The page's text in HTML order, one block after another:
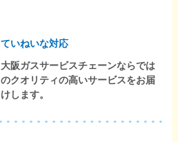
ていねいな対応
大阪ガスサービスチェーンならでは
のクオリティの高いサービスをお届
けします。